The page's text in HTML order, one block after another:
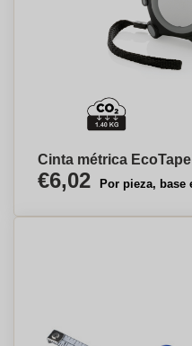
Cinta métrica
€6,02 Por pieza, base